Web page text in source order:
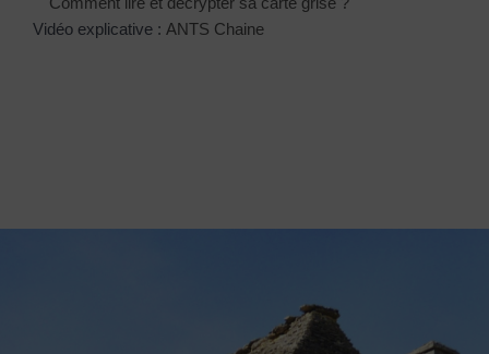
Vidéo explicative : ANTS Chaine